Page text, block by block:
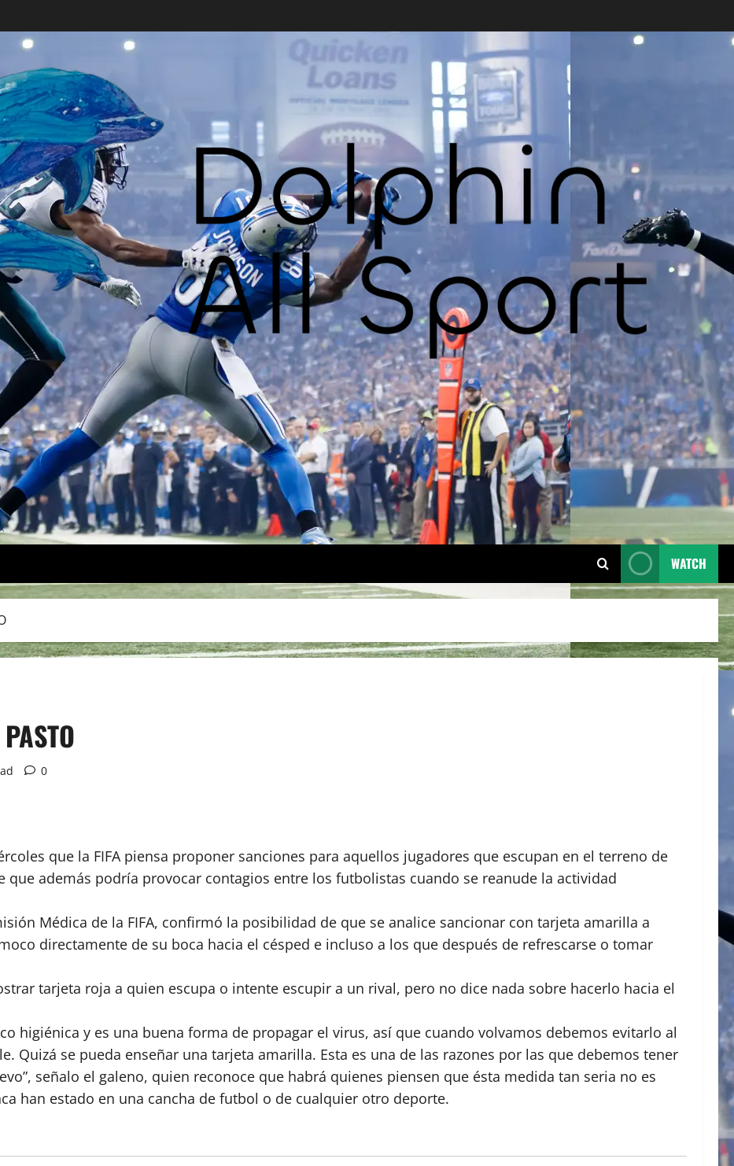
WATCH
0
que la FIFA piensa proponer sanciones para aquellos jugadores que escupan en el terreno de
además podría provocar contagios entre los futbolistas cuando se reanude la actividad
Médica de la FIFA, confirmó la posibilidad de que se analice sancionar con tarjeta amarilla a
directamente de su boca hacia el césped e incluso a los que después de refrescarse o tomar
tarjeta roja a quien escupa o intente escupir a un rival, pero no dice nada sobre hacerlo hacia el
higiénica y es una buena forma de propagar el virus, así que cuando volvamos debemos evitarlo al
Quizá se pueda enseñar una tarjeta amarilla. Esta es una de las razones por las que debemos tener
señalo el galeno, quien reconoce que habrá quienes piensen que ésta medida tan seria no es
han estado en una cancha de futbol o de cualquier otro deporte.